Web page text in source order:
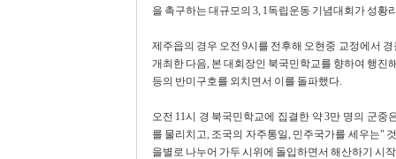
을 촉구하는 대규모의 3, 1독립운동 기념대회가 성황
제주읍의 경우 오전 9시를 전후해 오현중 교정에서
개최한 다음, 본 대회장인 북국민학교를 향하여 행진
등의 반미구호를 외치면서 이를 돌파했다.
오전 11시 경 북국민학교에 집결한 약 3만 명의 군
를 물리치고, 조국의 자주통일, 민주국가를 세우는"
을별로 나누어 가두 시위에 돌입하면서 해산하기 시